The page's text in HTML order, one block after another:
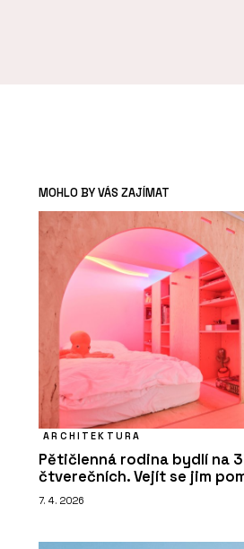
MOHLO BY VÁS ZAJÍMAT
ARCHITEKTURA
Pětičlenná rodina bydlí na
čtverečních. Vejít se jim
7. 4. 2026